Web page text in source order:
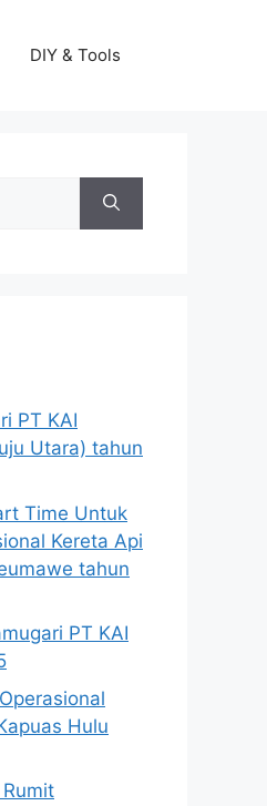
DIY & Tools
PT KAI
Utara) tahun
Time Untuk
Kereta Api
tahun
PT KAI
Hulu